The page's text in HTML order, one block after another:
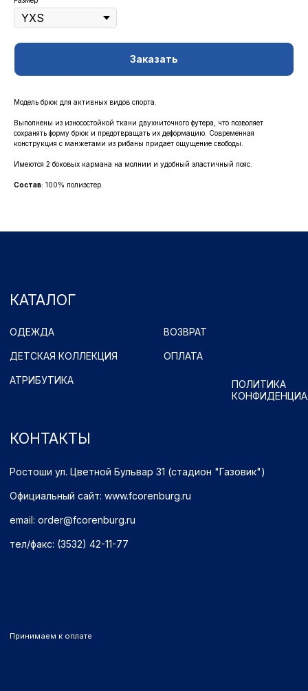
Заказать
Модель брюк для активных видов спорта.
Выполнены из износостойкой ткани двухниточного футера, что позволяет
сохранять форму брюк и предотвращать их деформацию. Современная
конструкция с манжетами из рибаны придает ощущение свободы.
Имеются 2 боковых кармана на молнии и удобный эластичный пояс.
Состав: 100% полиэстер.
ДЕТСКАЯ КОЛЛЕКЦИЯ ОПЛАТА
ПОЛИТИКА
КОНФИДЕНЦИАЛЬНОСТИ
Имущественные права принадлежат ФК "Оренбург" (Оренбург)
Политика обработки персональных данных.
Ростоши ул. Цветной Бульвар 31 (стадион "Газовик")
тел/факс: (3532) 42-11-77
Принимаем к оплате